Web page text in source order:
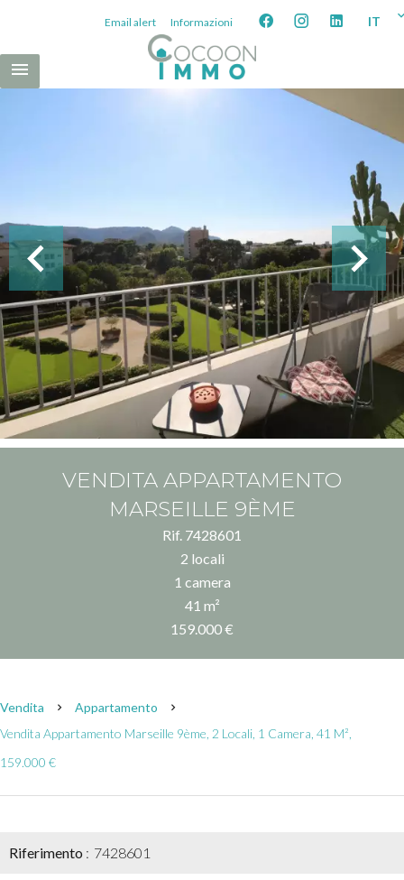
Email alert Informazioni IT
VENDITA APPARTAMENTO
MARSEILLE 9ÈME
Rif. 7428601
2 locali
1 camera
41 m²
159.000 €
Vendita
Appartamento
Vendita Appartamento Marseille 9ème, 2 Locali, 1 Camera, 41 M²,
159.000 €
Riferimento 7428601